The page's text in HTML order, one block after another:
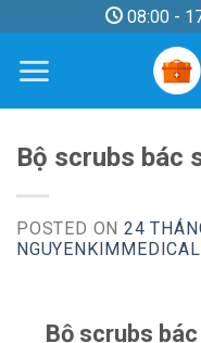
content
08:00 -
Bộ scrubs bác
POSTED ON24
NGUYENKIMMEDICAL
Bộ scrubs